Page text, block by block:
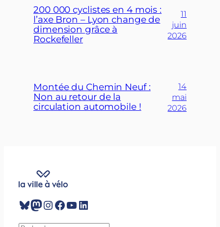
200 000 cyclistes en 4 mois :
l’axe Bron – Lyon change de
dimension grâce à
Rockefeller
11
juin
2026
Montée du Chemin Neuf :
Non au retour de la
circulation automobile !
14
mai
2026
Bluesky Mastodon InstagramFacebook YouTube LinkedIn